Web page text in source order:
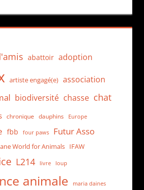
abattoir adoption
artiste engagé(e) association
biodiversité chasse chat
chronique dauphins Europe
fbb four paws Futur Asso
World for Animals IFAW
L214 livre loup
animale maria daines